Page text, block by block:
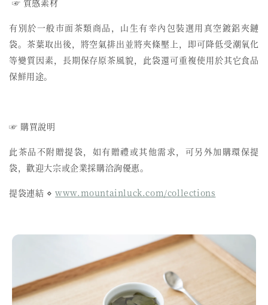
有別於一般市面茶類商品，山生有幸內包裝選用真空鍍鋁夾鏈
袋。茶葉取出後，將空氣排出並將夾條壓上，即可降低受潮氧化
等變質因素，長期保存原茶風貌，此袋還可重複使用於其它食品
保鮮用途。
☞ 購買說明
此茶品不附贈提袋，如有贈禮或其他需求，可另外加購環保提
袋，歡迎大宗或企業採購洽詢優惠。
提袋連結 ⋄www.mountainluck.com/collections